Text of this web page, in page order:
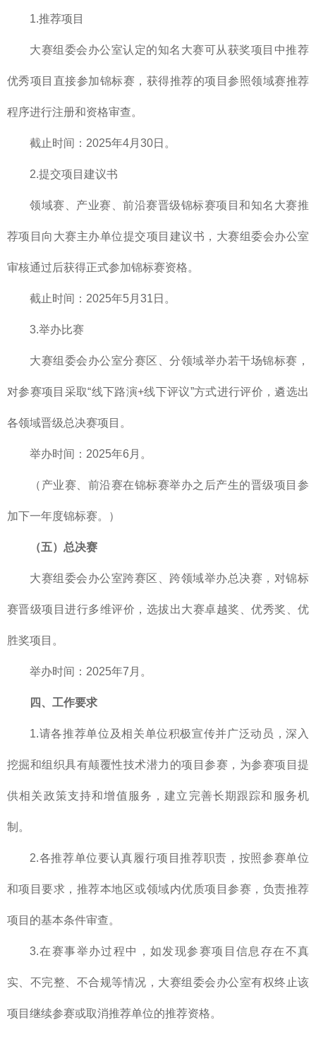
1.推荐项目
大赛组委会办公室认定的知名大赛可从获奖项目中推荐
优秀项目直接参加锦标赛，获得推荐的项目参照领域赛推荐
程序进行注册和资格审查。
截止时间：2025年4月30日。
2.提交项目建议书
领域赛、产业赛、前沿赛晋级锦标赛项目和知名大赛推
荐项目向大赛主办单位提交项目建议书，大赛组委会办公室
审核通过后获得正式参加锦标赛资格。
截止时间：2025年5月31日。
3.举办比赛
大赛组委会办公室分赛区、分领域举办若干场锦标赛，
对参赛项目采取“线下路演+线下评议”方式进行评价，遴选出
各领域晋级总决赛项目。
举办时间：2025年6月。
（产业赛、前沿赛在锦标赛举办之后产生的晋级项目参
加下一年度锦标赛。）
（五）总决赛
大赛组委会办公室跨赛区、跨领域举办总决赛，对锦标
赛晋级项目进行多维评价，选拔出大赛卓越奖、优秀奖、优
胜奖项目。
举办时间：2025年7月。
四、工作要求
1.请各推荐单位及相关单位积极宣传并广泛动员，深入
挖掘和组织具有颠覆性技术潜力的项目参赛，为参赛项目提
供相关政策支持和增值服务，建立完善长期跟踪和服务机
制。
2.各推荐单位要认真履行项目推荐职责，按照参赛单位
和项目要求，推荐本地区或领域内优质项目参赛，负责推荐
项目的基本条件审查。
3.在赛事举办过程中，如发现参赛项目信息存在不真
实、不完整、不合规等情况，大赛组委会办公室有权终止该
项目继续参赛或取消推荐单位的推荐资格。